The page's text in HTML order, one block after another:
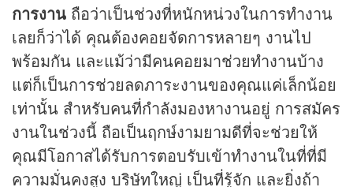
การงาน ถือว่าเป็นช่วงที่หนักหน่วงในการทำงาน
เลยก็ว่าได้ คุณต้องคอยจัดการหลายๆ งานไป
พร้อมกัน และแม้ว่ามีคนคอยมาช่วยทำงานบ้าง
แต่ก็เป็นการช่วยลดภาระงานของคุณแค่เล็กน้อย
เท่านั้น สำหรับคนที่กำลังมองหางานอยู่ การสมัคร
งานในช่วงนี้ ถือเป็นฤกษ์งามยามดีที่จะช่วยให้
คุณมีโอกาสได้รับการตอบรับเข้าทำงานในที่ที่มี
ความมั่นคงสูง บริษัทใหญ่ เป็นที่รู้จัก และยิ่งถ้า